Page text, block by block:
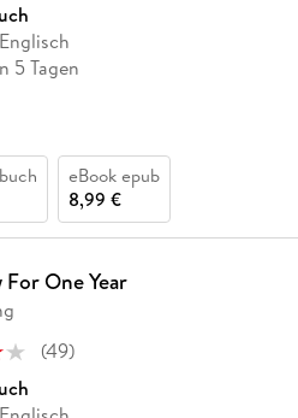
5 Tagen
eBook epub
8,99 €
One Year
(49)